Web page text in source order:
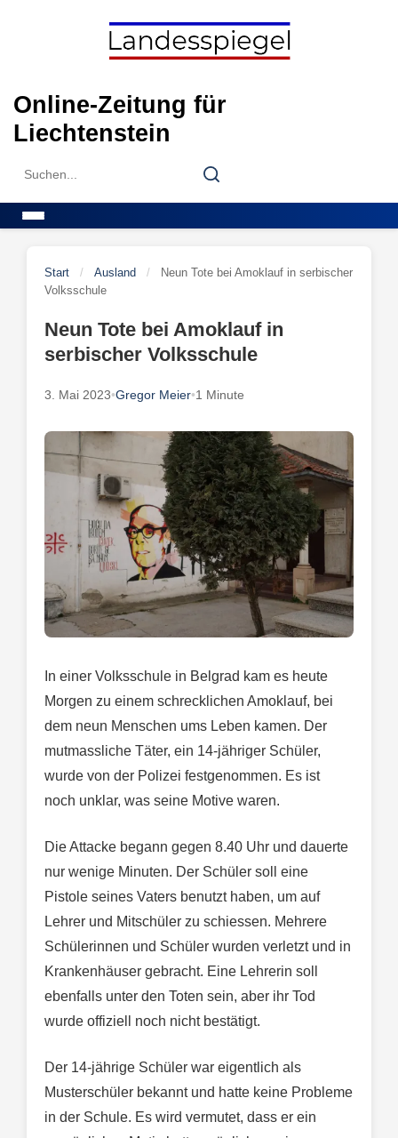
Online-Zeitung für
Liechtenstein
Search
Search
Start / Ausland /
Neun Tote bei Amoklauf in serbischer
Volksschule
Neun Tote bei Amoklauf in
serbischer Volksschule
3. Mai 2023•Gregor Meier•1 Minute
In einer Volksschule in Belgrad kam es heute
Morgen zu einem schrecklichen Amoklauf, bei
dem neun Menschen ums Leben kamen. Der
mutmassliche Täter, ein 14-jähriger Schüler,
wurde von der Polizei festgenommen. Es ist
noch unklar, was seine Motive waren.
Die Attacke begann gegen 8.40 Uhr und dauerte
nur wenige Minuten. Der Schüler soll eine
Pistole seines Vaters benutzt haben, um auf
Lehrer und Mitschüler zu schiessen. Mehrere
Schülerinnen und Schüler wurden verletzt und in
Krankenhäuser gebracht. Eine Lehrerin soll
ebenfalls unter den Toten sein, aber ihr Tod
wurde offiziell noch nicht bestätigt.
Der 14-jährige Schüler war eigentlich als
Musterschüler bekannt und hatte keine Probleme
in der Schule. Es wird vermutet, dass er ein